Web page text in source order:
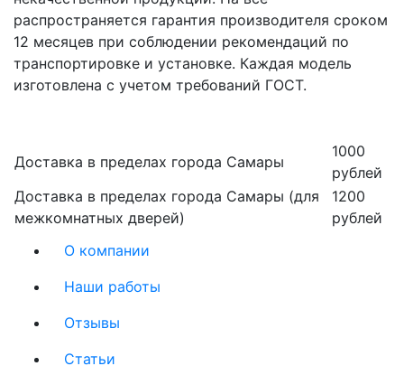
распространяется гарантия производителя сроком
12 месяцев при соблюдении рекомендаций по
транспортировке и установке. Каждая модель
изготовлена с учетом требований ГОСТ.
Доставка в пределах города Самары
1000
рублей
Доставка в пределах города Самары (для
межкомнатных дверей)
1200
рублей
О компании
Наши работы
Отзывы
Статьи